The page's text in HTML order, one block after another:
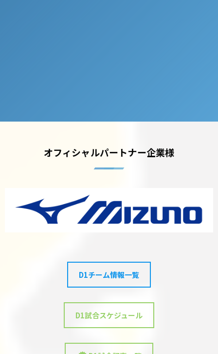
オフィシャルパートナー企業様
D1チーム情報一覧
D1試合スケジュール